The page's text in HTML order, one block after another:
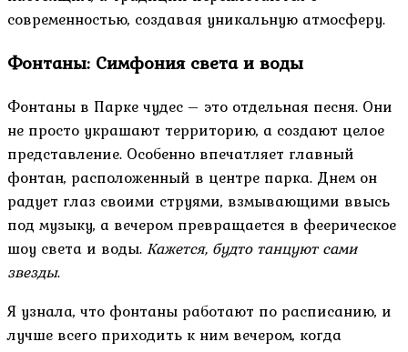
современностью, создавая уникальную атмосферу.
Фонтаны: Симфония света и воды
Фонтаны в Парке чудес – это отдельная песня. Они
не просто украшают территорию, а создают целое
представление. Особенно впечатляет главный
фонтан, расположенный в центре парка. Днем он
радует глаз своими струями, взмывающими ввысь
под музыку, а вечером превращается в феерическое
шоу света и воды.Кажется, будто танцуют сами
звезды.
Я узнала, что фонтаны работают по расписанию, и
лучше всего приходить к ним вечером, когда